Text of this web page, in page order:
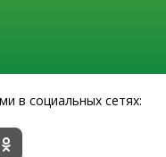
в социальных сетях: